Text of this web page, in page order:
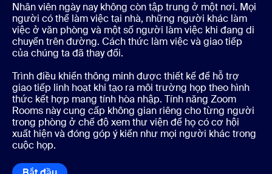
Nhân viên ngày nay không còn tập trung ở một nơi. Mọi
người có thể làm việc tại nhà, những người khác làm
việc ở văn phòng và một số người làm việc khi đang di
chuyển trên đường. Cách thức làm việc và giao tiếp
của chúng ta đã thay đổi.
Trình điều khiển thông minh được thiết kế để hỗ trợ
giao tiếp linh hoạt khi tạo ra môi trường họp theo hình
thức kết hợp mang tính hòa nhập. Tính năng Zoom
Rooms này cung cấp không gian riêng cho từng người
trong phòng ở chế độ xem thư viện để họ có cơ hội
xuất hiện và đóng góp ý kiến như mọi người khác trong
cuộc họp.